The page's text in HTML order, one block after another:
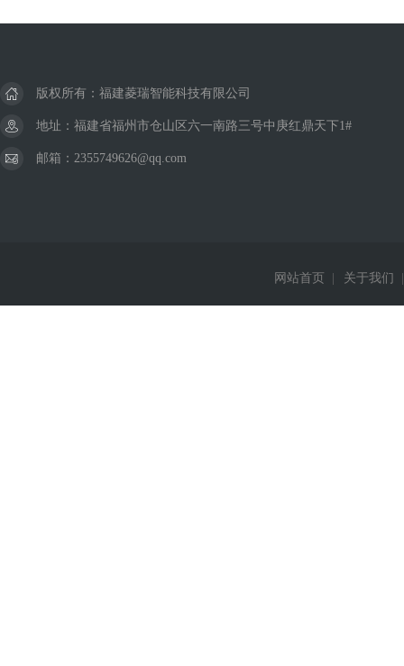
版权所有：福建菱瑞智能科技有限公司
地址：福建省福州市仓山区六一南路三号中庚红鼎天下1#
邮箱：2355749626@qq.com
网站首页 关于我们